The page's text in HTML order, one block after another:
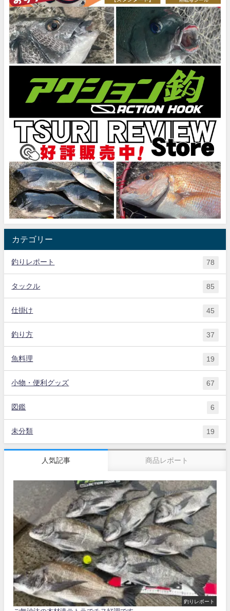
カテゴリー
釣りレポート 78
タックル 85
仕掛け 45
釣り方 37
魚料理 19
小物・便利グッズ 67
図鑑 6
未分類 19
人気記事 商品レポート
釣りレポート